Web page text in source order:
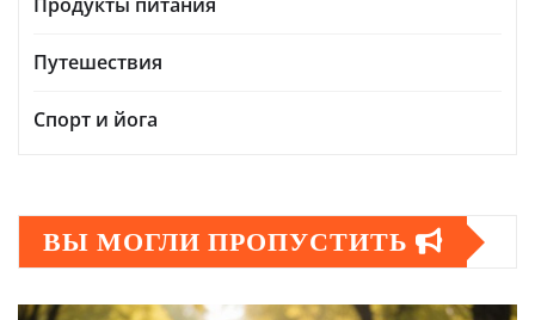
Путешествия
Спорт и йога
ВЫ МОГЛИ ПРОПУСТИТЬ